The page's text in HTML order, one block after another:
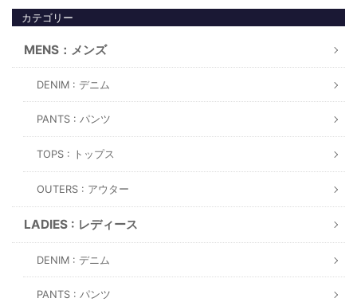
カテゴリー
MENS：メンズ
DENIM : デニム
PANTS : パンツ
TOPS : トップス
OUTERS : アウター
LADIES : レディース
DENIM : デニム
PANTS : パンツ